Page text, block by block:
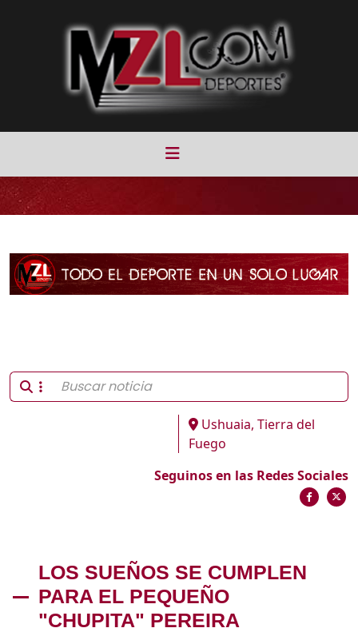
Ushuaia, Tierra del
Fuego
Seguinos en las Redes Sociales
LOS SUEÑOS SE CUMPLEN
PARA EL PEQUEÑO
"CHUPITA" PEREIRA